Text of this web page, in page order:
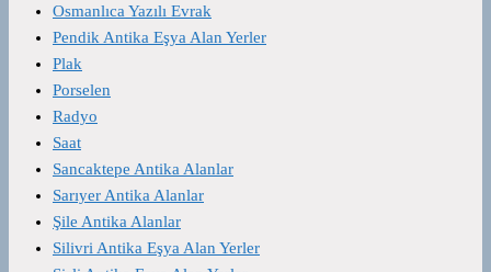
Osmanlıca Yazılı Evrak
Pendik Antika Eşya Alan Yerler
Plak
Porselen
Radyo
Saat
Sancaktepe Antika Alanlar
Sarıyer Antika Alanlar
Şile Antika Alanlar
Silivri Antika Eşya Alan Yerler